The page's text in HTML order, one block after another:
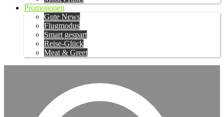
Promotionen
Gute News
Flugmodus
Smart gespart
Reise-Glück
Meat & Greet